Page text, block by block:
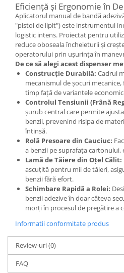
Eficiență și Ergonomie în
Aplicatorul manual de bandă
"pistol de lipit") este instrumentul
logistic intens. Proiectat pentru
reduce oboseala încheieturii și
operatorului prin ușurința în
De ce să alegi acest dispenser
Construcție Durabilă: Cadrul
mecanismul de șocuri
timp față de variantele
Controlul Tensiunii (Frână
șurub central care permite
benzii, prevenind risipa de
întinsă.
Rolă Presoare din Cauciuc:
a benzii pe suprafața cartonului,
Lamă de Tăiere din Oțel Călit:
ascuțită pentru mii de tăieri,
benzii fără efort.
Schimbare Rapidă a Rolei:
benzii adezive în doar câteva
morți în procesul de pregătire a
Informatii conformitate produs
Review-uri(0)
FAQ